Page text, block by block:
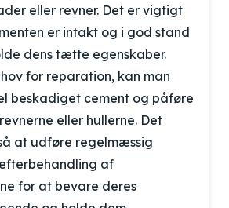
eller revner. Det er vigtigt
er intakt og i god stand
dens tætte egenskaber.
for reparation, kan man
beskadiget cement og påføre
eller hullerne. Det
at udføre regelmæssig
af
for at bevare deres